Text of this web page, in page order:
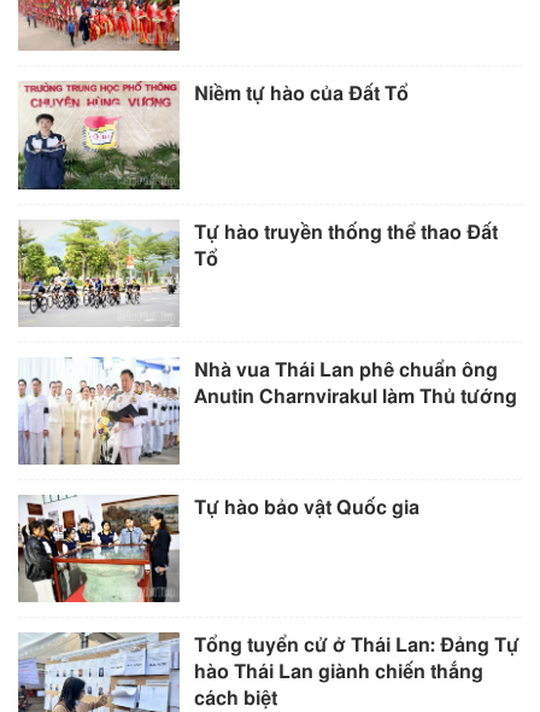
Niềm tự hào của Đất Tổ
Tự hào truyền thống thể thao Đất
Tổ
Nhà vua Thái Lan phê chuẩn ông
Anutin Charnvirakul làm Thủ tướng
Tự hào bảo vật Quốc gia
Tổng tuyển cử ở Thái Lan: Đảng Tự
hào Thái Lan giành chiến thắng
cách biệt